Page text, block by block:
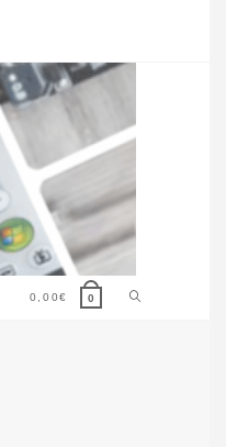
0,00€ 0 Toggle